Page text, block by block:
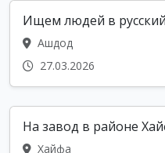
Ищем людей в
Ашдод
27.03.2026
На завод в районе
Хайфа